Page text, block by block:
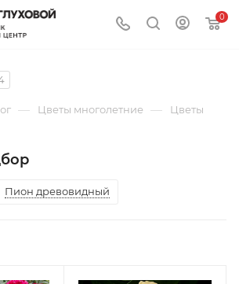
0
— Цветы многолетние — Цветы
Пион древовидный